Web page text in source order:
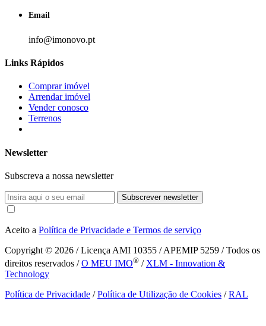
Email
info@imonovo.pt
Links Rápidos
Comprar imóvel
Arrendar imóvel
Vender conosco
Terrenos
Newsletter
Subscreva a nossa newsletter
Subscrever newsletter
Aceito a Política de Privacidade e Termos de serviço
Copyright © 2026 / Licença AMI 10355 / APEMIP 5259 / Todos os
direitos reservados /O MEU IMO® / XLM - Innovation &
Technology
Política de Privacidade /Política de Utilização de Cookies /RAL